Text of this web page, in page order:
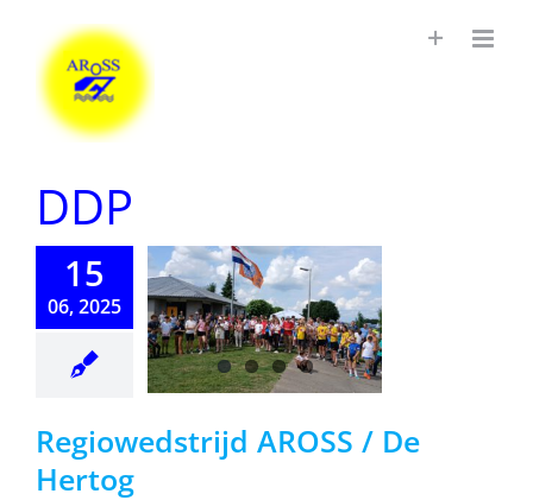
DDP
15
06, 2025
/ De
Regiowedstrijd AROSS / De
Hertog